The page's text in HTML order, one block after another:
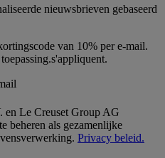
nieuwsbrieven gebaseerd
van 10% per e-mail.
en Le Creuset Group AG
beheren als gezamenlijke
Privacy beleid.